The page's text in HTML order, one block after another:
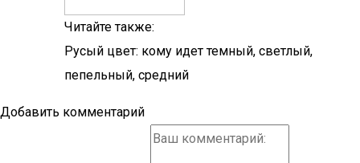
Читайте также:
Русый цвет: кому идет темный, светлый,
пепельный, средний
Добавить комментарий